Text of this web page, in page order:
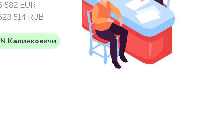
Подбор мотоцикла
582 EUR
514 RUB
Калинковичи